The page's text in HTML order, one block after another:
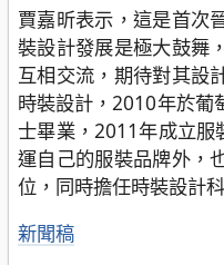
賈嘉昕表示，這是首次
裝設計發展是極大鼓舞
互相交流，期待對其設
時裝設計，2010年於葡
士畢業，2011年成立
運自己的服裝品牌外，
位，同時擔任時裝設計
分
新聞稿